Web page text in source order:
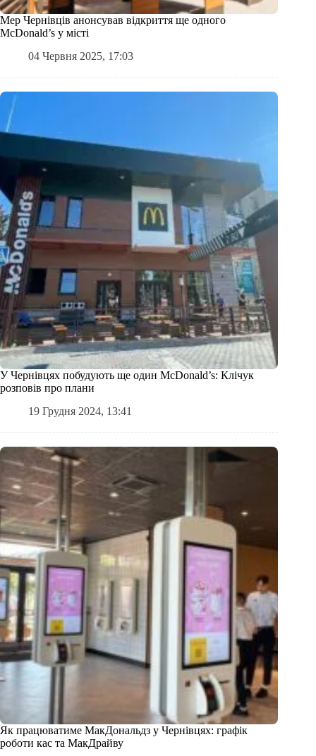
Мер Чернівців анонсував відкриття ще одного
McDonald’s у місті
04 Червня 2025, 17:03
У Чернівцях побудують ще один McDonald’s: Клічук
розповів про плани
19 Грудня 2024, 13:41
Як працюватиме МакДональдз у Чернівцях: графік
роботи кас та МакДрайву